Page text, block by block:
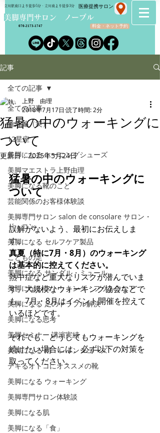
​美脚専門サロン ノーブル
立川駅南口より徒歩5分・立川南より徒歩3分
料金・ネット予約
070-2173-1747
​医療提携サロン
記事
全ての記事
番外編（笑）
12星座
美脚になる トーニングシューズ
美脚マエストラ上野由理
美脚になる靴のこと
芸能関係のお客様体験談
美脚専門サロン salon de consolare サロン・
ド・コン
美脚になる セルフケア製品
こどもの足
美脚になる サンダル・ミュール
美脚になる ストッキング・フットウエア
美脚になる 足のトラブル解決
美脚になる思考
美脚セミナー 講演実績
美脚になる 雨・レインシューズ
デキるオトコにオススメの靴
美脚になる ウォーキング
美脚専門サロン体験談
美脚になる肌
美脚になる「食」
全ての記事
猛暑の中のウォーキングに
ついて
上野 由理
2018年7月17日 読了時間: 2分
更新日：2025年5月24日
猛暑の中のウォーキングに
ついて
誤解がないよう、最初にお伝えしま
す。
真夏（特に7月・8月）のウォーキング
は基本的に控えてください。
熱中症など重大なリスクが潜んでいま
す。大規模なウォーキング協会などで
も、7月・8月はイベント開催を控えて
いるほどです。
それでも、どうしてもウォーキングを
続けたい場合には、必ず以下の対策を
取ってください。